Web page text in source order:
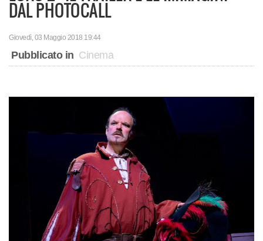
DAL PHOTOCALL
Giovedì, 03 Maggio 2018 19:44
Pubblicato in Cinema